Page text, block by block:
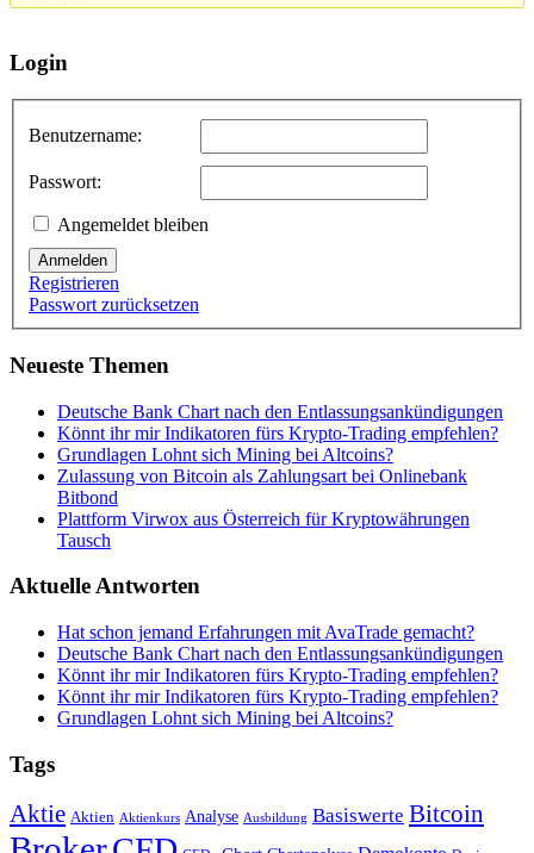
Login
Benutzername:
Passwort:
Angemeldet bleiben
Anmelden
Registrieren
Passwort zurücksetzen
Neueste Themen
Deutsche Bank Chart nach den Entlassungsankündigungen
Könnt ihr mir Indikatoren fürs Krypto-Trading empfehlen?
Grundlagen Lohnt sich Mining bei Altcoins?
Zulassung von Bitcoin als Zahlungsart bei Onlinebank
Bitbond
Plattform Virwox aus Österreich für Kryptowährungen
Tausch
Aktuelle Antworten
Hat schon jemand Erfahrungen mit AvaTrade gemacht?
Deutsche Bank Chart nach den Entlassungsankündigungen
Könnt ihr mir Indikatoren fürs Krypto-Trading empfehlen?
Könnt ihr mir Indikatoren fürs Krypto-Trading empfehlen?
Grundlagen Lohnt sich Mining bei Altcoins?
Tags
Aktie Aktien Aktienkurs Analyse Ausbildung Basiswerte Bitcoin